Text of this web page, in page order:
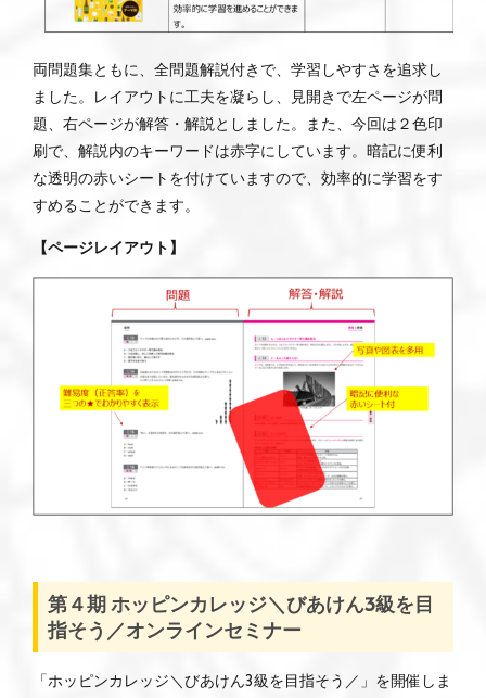
両問題集ともに、全問題解説付きで、学習しやすさを追求し
ました。レイアウトに工夫を凝らし、見開きで左ページが問
題、右ページが解答・解説としました。また、今回は２色印
刷で、解説内のキーワードは赤字にしています。暗記に便利
な透明の赤いシートを付けていますので、効率的に学習をす
すめることができます。
【ページレイアウト】
第４期 ホッピンカレッジ＼びあけん3級を目
指そう／オンラインセミナー
「ホッピンカレッジ＼びあけん3級を目指そう／」を開催しま